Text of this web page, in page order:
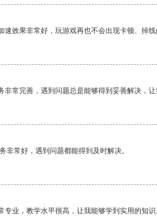
速效果非常好，玩游戏再也不会出现卡顿、掉
非常完善，遇到问题总是能够得到妥善解决，让
非常好，遇到问题都能得到及时解决。
专业，教学水平很高，让我能够学到实用的知识